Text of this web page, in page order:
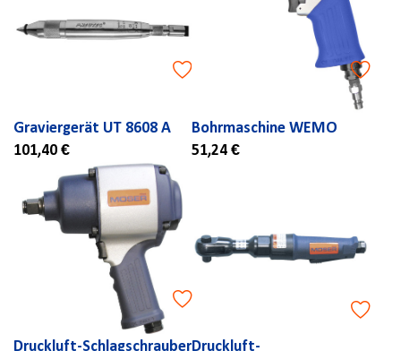
Graviergerät UT 8608 A
101,40 €
Bohrmaschine WEMO
51,24 €
Druckluft-SchlagschrauberDruckluft-